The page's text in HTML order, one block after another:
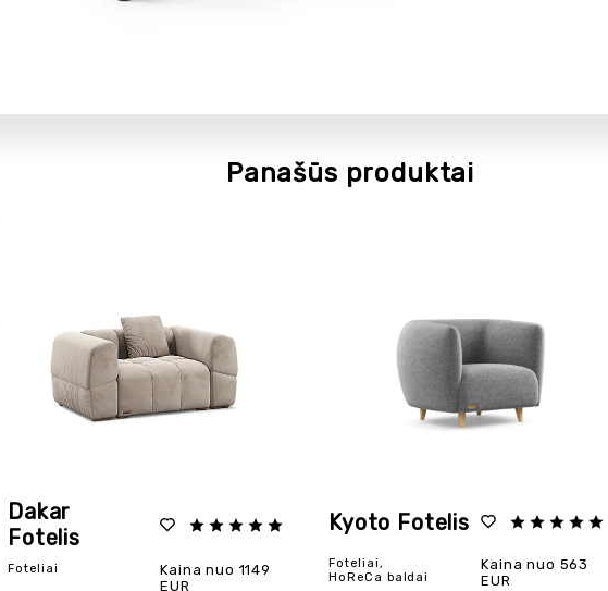
Panašūs produktai
Dakar
Fotelis
Foteliai
Kaina nuo 1149
EUR
Kyoto Fotelis
Foteliai,
HoReCa baldai
Kaina nuo 563
EUR